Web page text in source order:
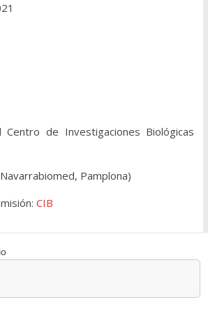
de Investigaciones Biológicas
Pamplona)
CIB